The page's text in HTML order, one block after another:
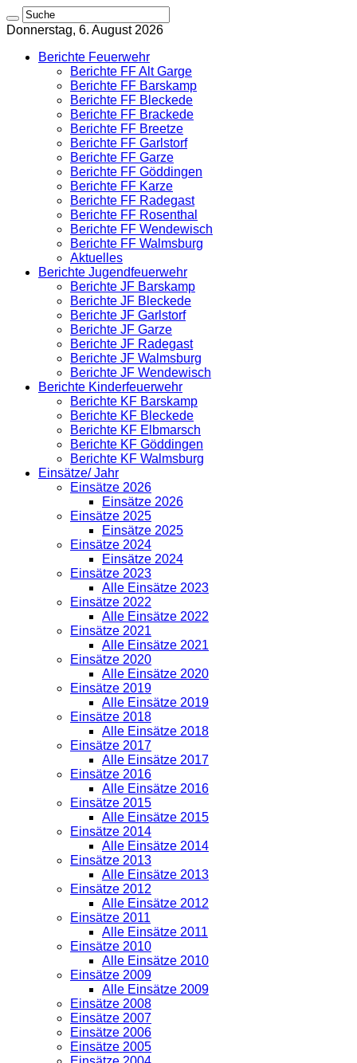
Donnerstag, 6. August 2026
Berichte Feuerwehr
Berichte FF Alt Garge
Berichte FF Barskamp
Berichte FF Bleckede
Berichte FF Brackede
Berichte FF Breetze
Berichte FF Garlstorf
Berichte FF Garze
Berichte FF Göddingen
Berichte FF Karze
Berichte FF Radegast
Berichte FF Rosenthal
Berichte FF Wendewisch
Berichte FF Walmsburg
Aktuelles
Berichte Jugendfeuerwehr
Berichte JF Barskamp
Berichte JF Bleckede
Berichte JF Garlstorf
Berichte JF Garze
Berichte JF Radegast
Berichte JF Walmsburg
Berichte JF Wendewisch
Berichte Kinderfeuerwehr
Berichte KF Barskamp
Berichte KF Bleckede
Berichte KF Elbmarsch
Berichte KF Göddingen
Berichte KF Walmsburg
Einsätze/ Jahr
Einsätze 2026
Einsätze 2026
Einsätze 2025
Einsätze 2025
Einsätze 2024
Einsätze 2024
Einsätze 2023
Alle Einsätze 2023
Einsätze 2022
Alle Einsätze 2022
Einsätze 2021
Alle Einsätze 2021
Einsätze 2020
Alle Einsätze 2020
Einsätze 2019
Alle Einsätze 2019
Einsätze 2018
Alle Einsätze 2018
Einsätze 2017
Alle Einsätze 2017
Einsätze 2016
Alle Einsätze 2016
Einsätze 2015
Alle Einsätze 2015
Einsätze 2014
Alle Einsätze 2014
Einsätze 2013
Alle Einsätze 2013
Einsätze 2012
Alle Einsätze 2012
Einsätze 2011
Alle Einsätze 2011
Einsätze 2010
Alle Einsätze 2010
Einsätze 2009
Alle Einsätze 2009
Einsätze 2008
Einsätze 2007
Einsätze 2006
Einsätze 2005